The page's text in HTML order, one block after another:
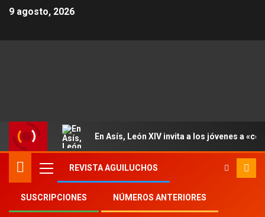
9 agosto, 2026
En Asís, León XIV invita a los jóvenes a
REVISTA AGUILUCHOS
SUSCRIPCIONES NÚMEROS ANTERIORES